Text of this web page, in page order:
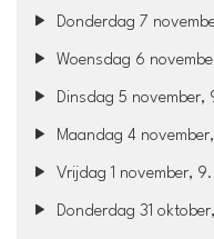
Donderdag 7
Woensdag 6
Dinsdag 5
Maandag 4
Vrijdag 1 november,
Donderdag 31